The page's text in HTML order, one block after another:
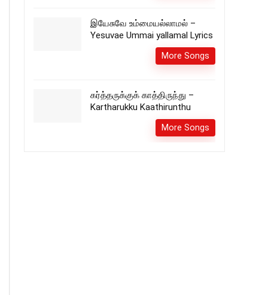
இயேசுவே உம்மையல்லாமல் –
Yesuvae Ummai yallamal Lyrics
More Songs
கர்த்தருக்குக் காத்திருந்து –
Kartharukku Kaathirunthu
More Songs